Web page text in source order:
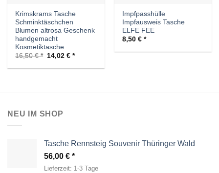
Krimskrams Tasche
Schminktäschchen
Blumen altrosa Geschenk
handgemacht
Kosmetiktasche
16,50€
Ursprünglicher
war:
14,02€ Aktueller
ist:
Impfpasshülle
Impfausweis Tasche
ELFE FEE
8,50€
NEU IM SHOP
Tasche Rennsteig Souvenir Thüringer Wald
56,00 €
Lieferzeit: 1-3 Tage